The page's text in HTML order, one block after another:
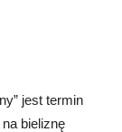
jest termin
bieliznę